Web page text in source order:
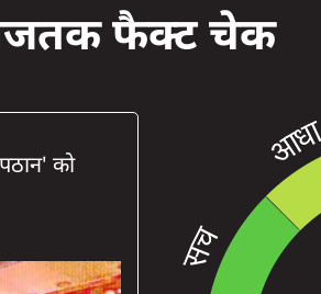
फैक्ट चेक
को